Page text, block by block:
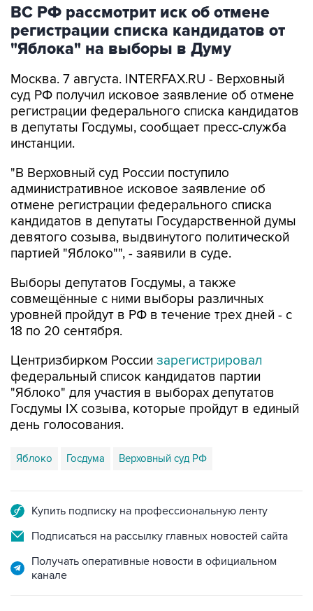
ВС РФ рассмотрит иск об отмене
регистрации списка кандидатов от
"Яблока" на выборы в Думу
Москва. 7 августа. INTERFAX.RU - Верховный
суд РФ получил исковое заявление об отмене
регистрации федерального списка кандидатов
в депутаты Госдумы, сообщает пресс-служба
инстанции.
"В Верховный суд России поступило
административное исковое заявление об
отмене регистрации федерального списка
кандидатов в депутаты Государственной думы
девятого созыва, выдвинутого политической
партией "Яблоко"", - заявили в суде.
Выборы депутатов Госдумы, а также
совмещённые с ними выборы различных
уровней пройдут в РФ в течение трех дней - с
18 по 20 сентября.
Центризбирком России зарегистрировал
федеральный список кандидатов партии
"Яблоко" для участия в выборах депутатов
Госдумы IX созыва, которые пройдут в единый
день голосования.
Яблоко Госдума Верховный суд РФ
Купить подписку на профессиональную ленту
Подписаться на рассылку главных новостей сайта
Получать оперативные новости в официальном
канале